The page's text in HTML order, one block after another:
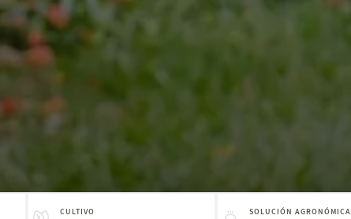
CULTIVO SOLUCIÓN AGRONÓMICA